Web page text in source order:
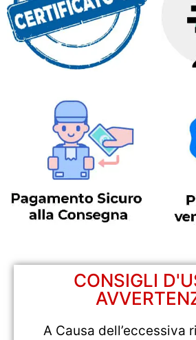
CONSIGLI
A Causa dell’eccessiva